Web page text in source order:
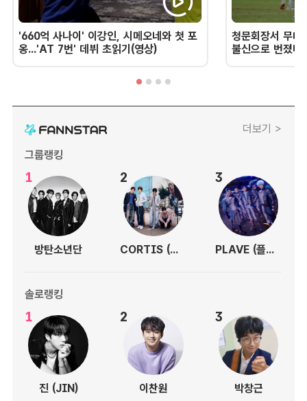
'660억 사나이' 이강인, 시메오네와 첫 포
옹...'AT 7번' 데뷔 초읽기(영상)
청문회장서 무너
불신으로 번졌
더보기 >
그룹랭킹
1
방탄소년단
2
CORTIS (코르티스)
3
PLAVE (플레이브)
솔로랭킹
1
진 (JIN)
2
이찬원
3
박창근